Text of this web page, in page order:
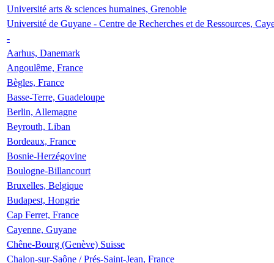
Université arts & sciences humaines, Grenoble
Université de Guyane - Centre de Recherches et de Ressources,
-
Aarhus, Danemark
Angoulême, France
Bègles, France
Basse-Terre, Guadeloupe
Berlin, Allemagne
Beyrouth, Liban
Bordeaux, France
Bosnie-Herzégovine
Boulogne-Billancourt
Bruxelles, Belgique
Budapest, Hongrie
Cap Ferret, France
Cayenne, Guyane
Chêne-Bourg (Genève) Suisse
Chalon-sur-Saône / Prés-Saint-Jean, France